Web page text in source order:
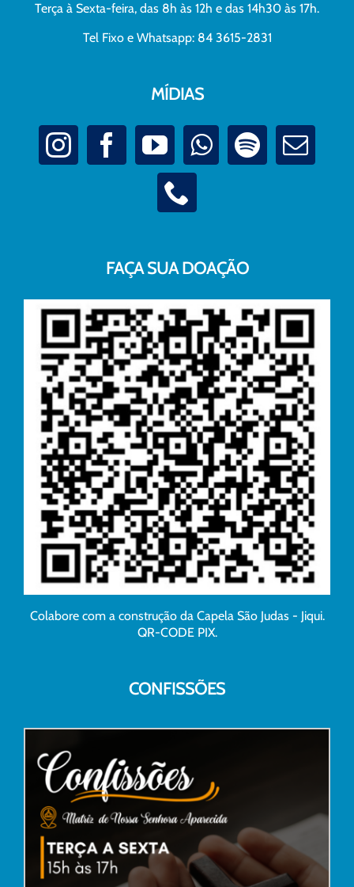
Terça à Sexta-feira, das 8h às 12h e das 14h30 às 17h.
Tel Fixo e Whatsapp: 84 3615-2831
MÍDIAS
FAÇA SUA DOAÇÃO
Colabore com a construção da Capela São Judas - Jiqui.
QR-CODE PIX.
CONFISSÕES